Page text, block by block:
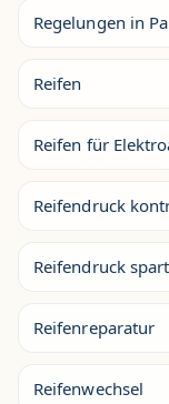
Regelungen in
Reifen
Reifen für
Reifendruck
Reifendruck
Reifenreparatur
Reifenwechsel